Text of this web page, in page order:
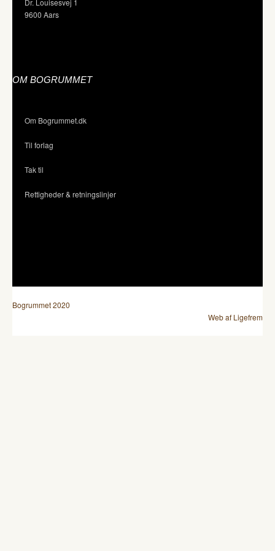
Dr. Louisesvej 1
9600 Aars
OM BOGRUMMET
Om Bogrummet.dk
Til forlag
Tak til
Rettigheder & retningslinjer
Bogrummet 2020
Web af Ligefrem